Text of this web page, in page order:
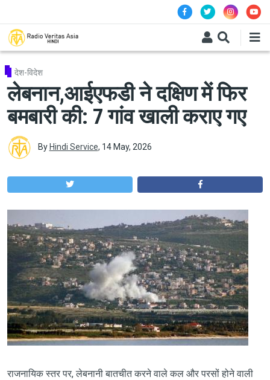
देश-विदेश
लेबनान,आईएफडी ने दक्षिण में फिर
बमबारी की: 7 गांव खाली कराए गए
By Hindi Service, 14 May, 2026
राजनायिक स्तर पर, लेबनानी बातचीत करने वाले कल और परसों होने वाली